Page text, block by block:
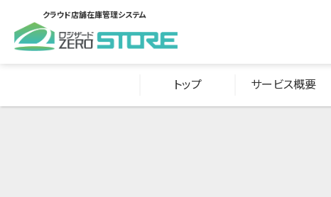
クラウド店舗在庫管理システム
トップ サービス概要